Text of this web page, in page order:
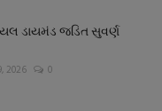
ડાયમંડ જડિત સુવર્ણ
2026 0